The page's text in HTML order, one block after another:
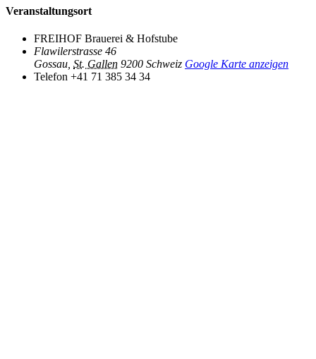
Veranstaltungsort
FREIHOF Brauerei & Hofstube
Flawilerstrasse 46
Gossau, St. Gallen 9200 Schweiz Google Karte anzeigen
Telefon +41 71 385 34 34